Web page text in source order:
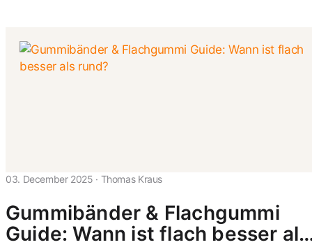
03. December 2025 · Thomas Kraus
Gummibänder & Flachgummi
Guide: Wann ist flach besser als